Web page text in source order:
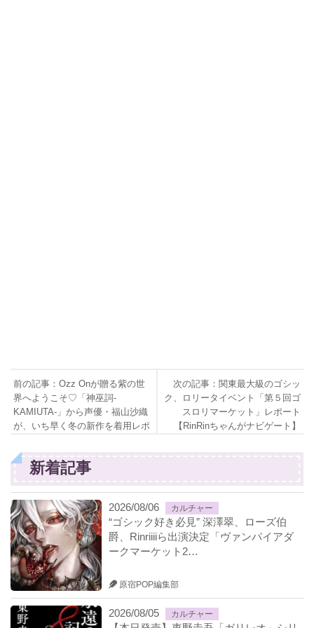
前の記事：Ozz Onが贈る紫の世
界へようこそ♡「神巫詞-
KAMIUTA-」から声優・福山沙織
が、いち早く冬の新作を着用レポ
次の記事：関東最大級のゴシッ
ク、ロリータイベント「第５回ゴ
スロリマーケット」レポート
【RinRinちゃんがナビゲート】
新着記事
2026/08/06 カルチャー
“ゴシック好き必見” 深澤翠、ローズ伯
爵、Rinriiiiら出演決定「ヴァンパイアダ
ークマーケット2…
原宿POP編集部
2026/08/05 カルチャー